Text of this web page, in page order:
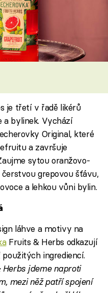
je třetí v řadě likérů
a bylinek. Vychází
Original, které
a završuje
sytou oranžovo-
grepovou šťávu,
a lehkou vůni bylin.
láhve a motivy na
Fruits & Herbs odkazují
ingrediencí.
Herbs jdeme naproti
mezi něž patří spojení